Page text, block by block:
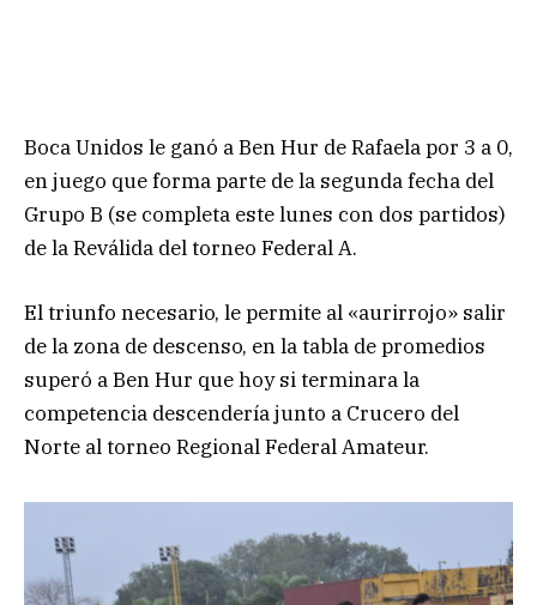
Boca Unidos le ganó a Ben Hur de Rafaela por 3 a 0,
en juego que forma parte de la segunda fecha del
Grupo B (se completa este lunes con dos partidos)
de la Reválida del torneo Federal A.
El triunfo necesario, le permite al «aurirrojo» salir
de la zona de descenso, en la tabla de promedios
superó a Ben Hur que hoy si terminara la
competencia descendería junto a Crucero del
Norte al torneo Regional Federal Amateur.